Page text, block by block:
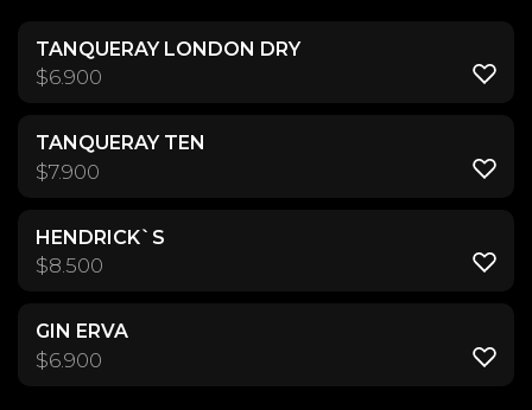
TANQUERAY LONDON DRY
$6.900
TANQUERAY TEN
$7.900
HENDRICK`S
$8.500
GIN ERVA
$6.900